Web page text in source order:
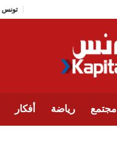
مجتمع رياضة أفكار